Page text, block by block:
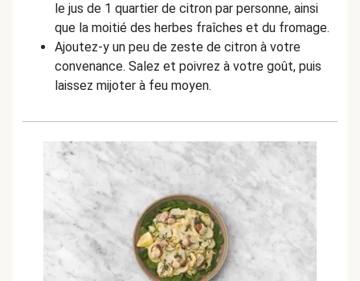
le jus de 1 quartier de citron par personne, ainsi
que la moitié des herbes fraîches et du fromage.
Ajoutez-y un peu de zeste de citron à votre
convenance. Salez et poivrez à votre goût, puis
laissez mijoter à feu moyen.